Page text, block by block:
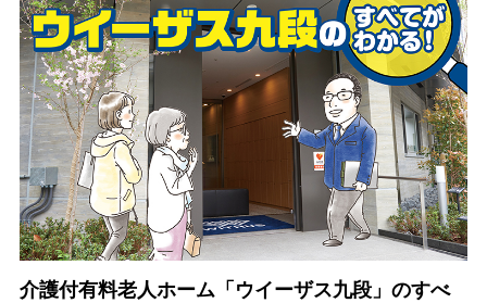
介護付有料老人ホーム「ウイーザス九段」のすべ